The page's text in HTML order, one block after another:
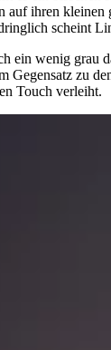
auf ihren kleinen
scheint
ein wenig grau
Gegensatz zu
Touch verleiht.